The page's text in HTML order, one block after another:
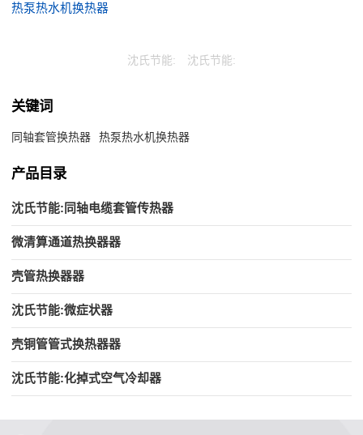
热泵热水机换热器
沈氏节能: 沈氏节能:
关键词
同轴套管换热器 热泵热水机换热器
产品目录
沈氏节能:同轴电缆套管传热器
微清算通道热换器器
壳管热换器器
沈氏节能:微症状器
壳铜管管式换热器器
沈氏节能:化掉式空气冷却器